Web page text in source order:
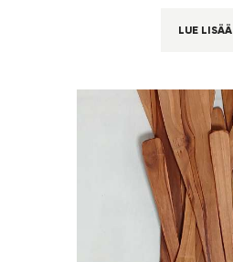
LUE LISÄÄ